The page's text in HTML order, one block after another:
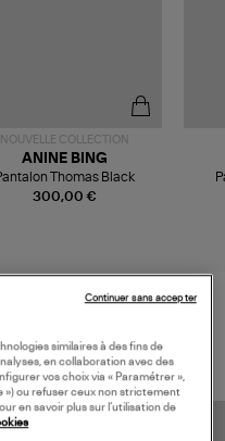
NOUVELLE COLLECTION
300,00 €
ANINE BING
Thomas Black
similaires à des fins de
en collaboration avec des
vos choix via « Paramétrer »,
») ou refuser ceux non strictement
en savoir plus sur l’utilisation de
Continuer sans accepter